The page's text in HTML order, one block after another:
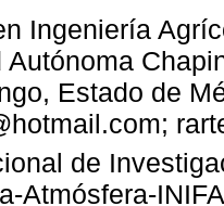
Ingeniería
Autónoma
Estado de
de
Atmósfera-